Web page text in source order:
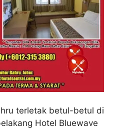
terletak betul-betul di
Hotel Bluewave